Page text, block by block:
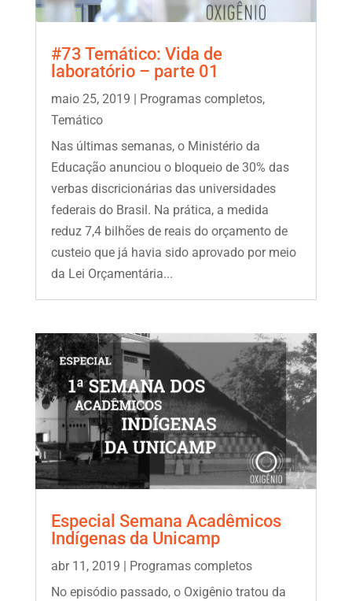
#73 Temático: Vida de
laboratório – parte 01
maio 25, 2019 Programas completos,
Temático
Nas últimas semanas, o Ministério da
Educação anunciou o bloqueio de 30% das
verbas discricionárias das universidades
federais do Brasil. Na prática, a medida
reduz 7,4 bilhões de reais do orçamento de
custeio que já havia sido aprovado por meio
da Lei Orçamentária...
Especial Semana Acadêmicos
Indígenas da Unicamp
abr 11, 2019
Programas completos
No episódio passado, o Oxigênio tratou da